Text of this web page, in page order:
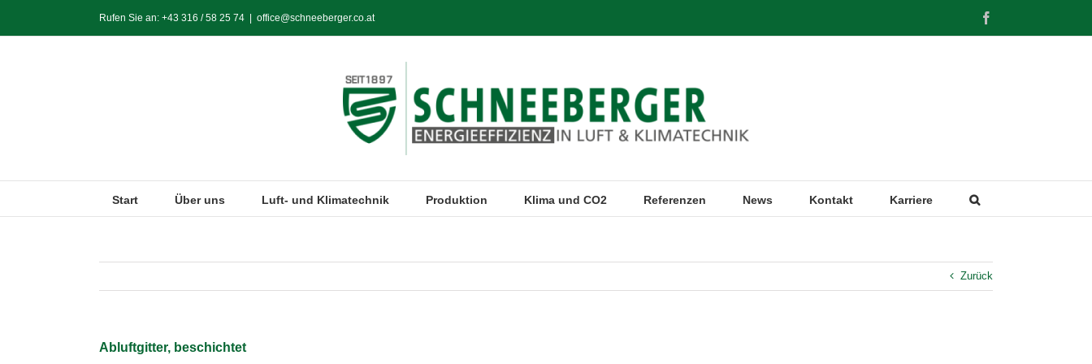
springen
Rufen Sie an: +43 316 / 58 25 74 office@schneeberger.co.at
Start Über uns Luft- und Klimatechnik Produktion Klima und CO2 Referenzen News Kontakt Karriere
Zurück
Abluftgitter, beschichtet